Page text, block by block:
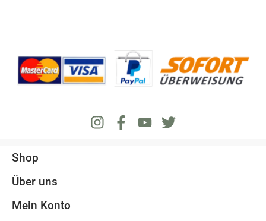
Shop
Über uns
Mein Konto